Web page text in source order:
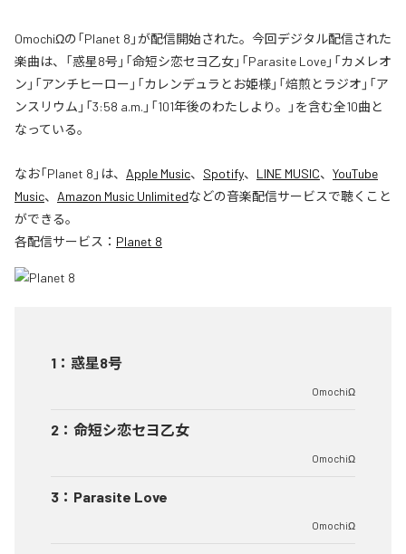
OmochiΩの「Planet 8」が配信開始された。今回デジタル配信された
楽曲は、「惑星8号」「命短シ恋セヨ乙女」「Parasite Love」「カメレオ
ン」「アンチヒーロー」「カレンデュラとお姫様」「焙煎とラジオ」「ア
ンスリウム」「3:58 a.m.」「101年後のわたしより。」を含む全10曲と
なっている。
なお「Planet 8 」は、 Apple Music、 Spotify、 LINE MUSIC、 YouTube
Music、 Amazon Music Unlimitedなどの音楽配信サービスで聴くこと
ができる。
各配信サービス： Planet 8
1 ： 惑星8号
OmochiΩ
2 ： 命短シ恋セヨ乙女
OmochiΩ
3 ： Parasite Love
OmochiΩ